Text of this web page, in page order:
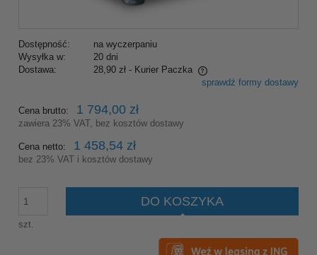
Dostępność:
na wyczerpaniu
Wysyłka w:
20 dni
Dostawa:
28,90 zł - Kurier Paczka
Cena nie zawiera ewentualnych kosztów płatnościsprawdź formy dostawy
Cena brutto: 1 794,00 zł
zawiera 23% VAT, bez kosztów dostawy
Cena netto: 1 458,54 zł
bez 23% VAT i kosztów dostawy
szt.
DO KOSZYKA